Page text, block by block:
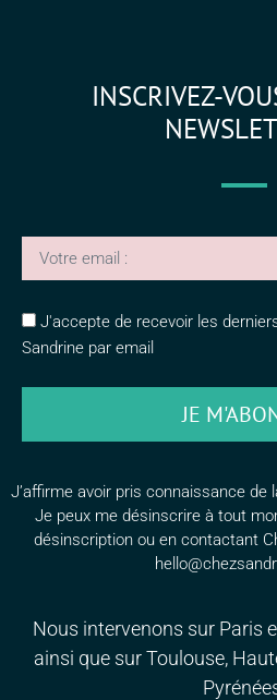
INSCRIVEZ-
J'accepte de recevoir les
Sandrine par email
JE
J’affirme avoir pris connaissance de
Je peux me désinscrire à tout
désinscription ou en contactant
Nous intervenons sur Paris
ainsi que sur Toulouse,